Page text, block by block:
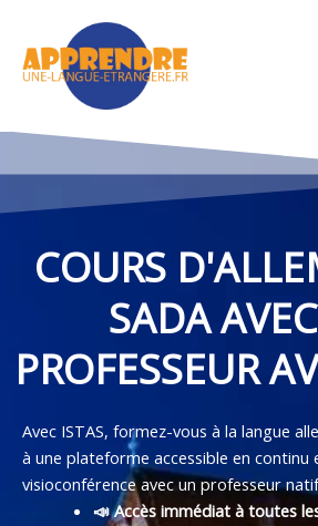
contenu
COURS
SADA
PROFESSEUR
Avec ISTAS, formez-vous à la langue
à une plateforme accessible en continu
visioconférence avec un professeur
📣 Accès immédiat à toutes